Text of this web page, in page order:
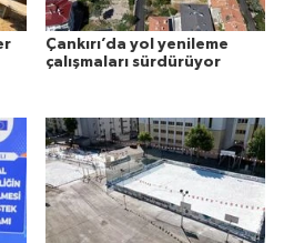
Çankırı’da yol yenileme
çalışmaları sürdürüyor